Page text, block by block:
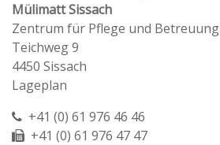
Mülimatt Sissach
Zentrum für Pflege und Betreuung
Teichweg 9
4450 Sissach
Lageplan
+41 (0) 61 976 46 46
+41 (0) 61 976 47 47